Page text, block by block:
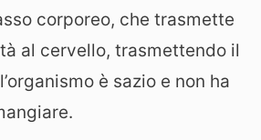
corporeo, che trasmette
al cervello, trasmettendo il
è sazio e non ha